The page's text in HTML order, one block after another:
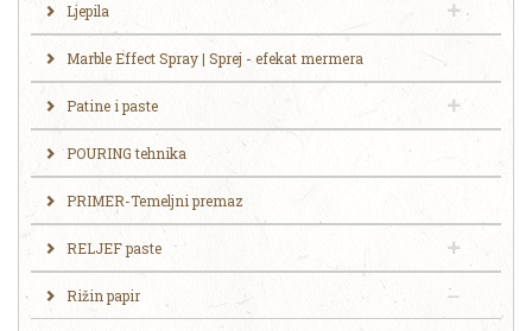
Ljepila
Marble Effect Spray | Sprej - efekat mermera
Patine i paste
POURING tehnika
PRIMER-Temeljni premaz
RELJEF paste
Rižin papir